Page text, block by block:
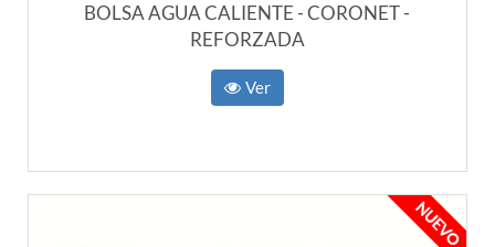
BOLSA AGUA CALIENTE - CORONET -
REFORZADA
Ver